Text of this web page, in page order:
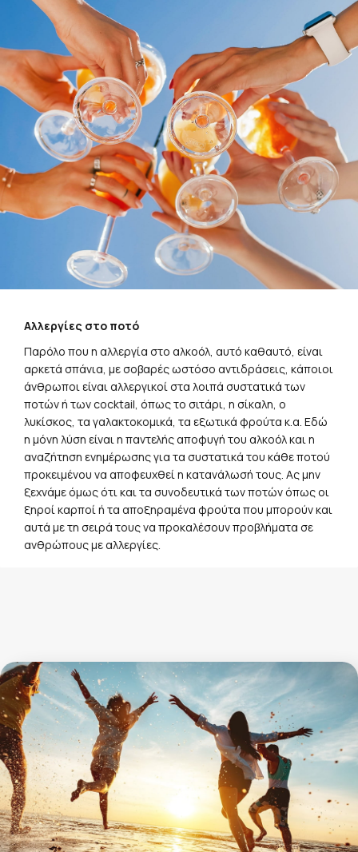
Αλλεργίες στο ποτό
αρκετά σπάνια, με σοβαρές ωστόσο αντιδράσεις, κάποιοι
ποτών ή των cocktail, όπως το σιτάρι, η σίκαλη, ο
λυκίσκος, τα γαλακτοκομικά, τα εξωτικά φρούτα κ.α. Εδώ
η μόνη λύση είναι η παντελής αποφυγή του αλκοόλ και η
αναζήτηση ενημέρωσης για τα συστατικά του κάθε ποτού
προκειμένου να αποφευχθεί η κατανάλωσή τους. Ας μην
ξεχνάμε όμως ότι και τα συνοδευτικά των ποτών όπως οι
ξηροί καρποί ή τα αποξηραμένα φρούτα που μπορούν και
αυτά με τη σειρά τους να προκαλέσουν προβλήματα σε
ανθρώπους με αλλεργίες.